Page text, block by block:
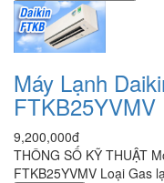
Máy Lạnh
FTKB25YVMV
9,200,000đ
THÔNG SỐ KỸ THUẬT
FTKB25YVMV Loại Gas